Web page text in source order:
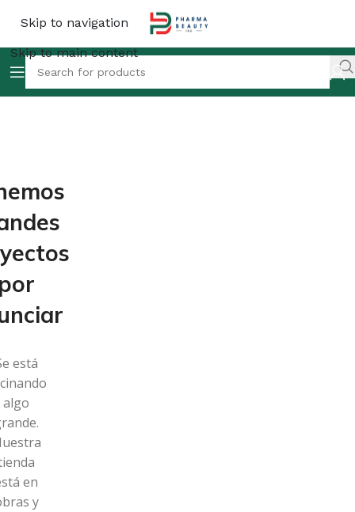
Skip to navigation
Skip to main content
está
algo
en
y